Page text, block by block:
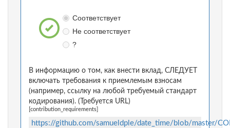
Соответствует
Не соответствует
?
В информацию о том, как внести вклад, СЛЕДУЕТ
включать требования к приемлемым взносам
(например, ссылку на любой требуемый стандарт
кодирования). (Требуется URL)
[contribution_requirements]
https://github.com/samueldple/date_time/blob/master/